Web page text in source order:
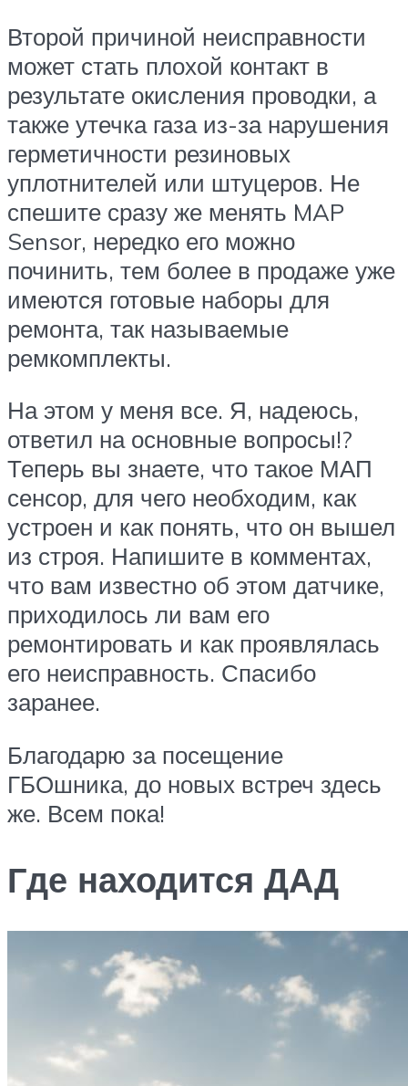
Второй причиной неисправности
может стать плохой контакт в
результате окисления проводки, а
также утечка газа из-за нарушения
герметичности резиновых
уплотнителей или штуцеров. Не
спешите сразу же менять MAP
Sensor, нередко его можно
починить, тем более в продаже уже
имеются готовые наборы для
ремонта, так называемые
ремкомплекты.
На этом у меня все. Я, надеюсь,
ответил на основные вопросы!?
Теперь вы знаете, что такое МАП
сенсор, для чего необходим, как
устроен и как понять, что он вышел
из строя. Напишите в комментах,
что вам известно об этом датчике,
приходилось ли вам его
ремонтировать и как проявлялась
его неисправность. Спасибо
заранее.
Благодарю за посещение
ГБОшника, до новых встреч здесь
же. Всем пока!
Где находится ДАД